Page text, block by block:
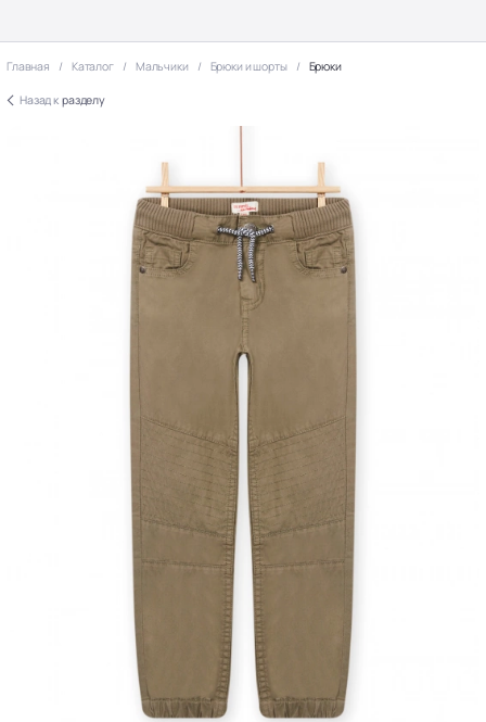
Главная Каталог Мальчики Брюки и шорты Брюки
Назад к разделу